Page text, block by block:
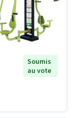
Soumis
au vote